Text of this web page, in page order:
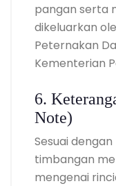
pangan serta
dikeluarkan
Peternakan
Kementerian
6.
Note)
Sesuai
timbangan
mengenai